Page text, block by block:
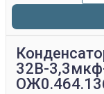
32В-